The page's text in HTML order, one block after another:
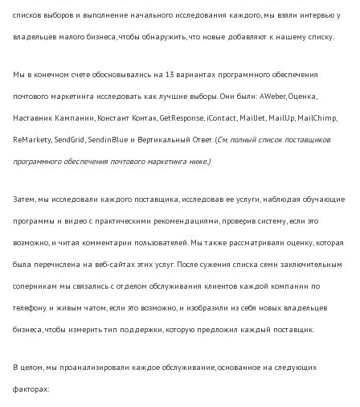
списков выборов и выполнение начального исследования каждого, мы взяли интервью у
владельцев малого бизнеса, чтобы обнаружить, что новые добавляют к нашему списку.
Мы в конечном счете обосновывались на 13 вариантах программного обеспечения
почтового маркетинга исследовать как лучшие выборы. Они были: AWeber, Оценка,
Наставник Кампании, Констант Контак, GetResponse, iContact, MailJet, MailUp, MailChimp,
ReMarkety, SendGrid, SendinBlue и Вертикальный Ответ. (См. полный список поставщиков
программного обеспечения почтового маркетинга ниже.)
Затем, мы исследовали каждого поставщика, исследовав ее услуги, наблюдая обучающие
программы и видео с практическими рекомендациями, проверив систему, если это
возможно, и читая комментарии пользователей. Мы также рассматривали оценку, которая
была перечислена на веб-сайтах этих услуг. После сужения списка семи заключительным
соперникам мы связались с отделом обслуживания клиентов каждой компании по
телефону и живым чатом, если это возможно, и изобразили из себя новых владельцев
бизнеса, чтобы измерить тип поддержки, которую предложил каждый поставщик.
В целом, мы проанализировали каждое обслуживание, основанное на следующих
факторах: